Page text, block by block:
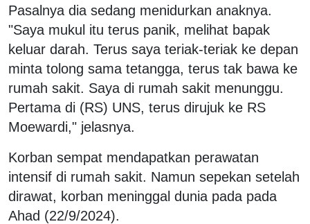
Pasalnya dia sedang menidurkan anaknya.
"Saya mukul itu terus panik, melihat bapak
keluar darah. Terus saya teriak-teriak ke depan
minta tolong sama tetangga, terus tak bawa ke
rumah sakit. Saya di rumah sakit menunggu.
Pertama di (RS) UNS, terus dirujuk ke RS
Moewardi," jelasnya.
Korban sempat mendapatkan perawatan
intensif di rumah sakit. Namun sepekan setelah
dirawat, korban meninggal dunia pada pada
Ahad (22/9/2024).